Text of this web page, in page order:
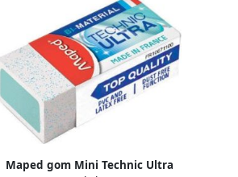
Maped gom Mini Technic Ultra